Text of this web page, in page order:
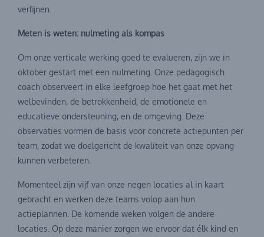
verfijnen.
Meten is weten: nulmeting als kompas
Om onze verticale werking goed te evalueren, zijn we in
oktober gestart met een nulmeting. Onze pedagogisch
coach observeert in elke leefgroep hoe het gaat met het
welbevinden, de betrokkenheid, de emotionele en
educatieve ondersteuning, en de omgeving. Deze
observaties vormen de basis voor concrete actiepunten per
team, zodat we doelgericht de kwaliteit van onze opvang
kunnen verbeteren.
Momenteel zijn vijf van onze negen locaties al in kaart
gebracht en werken deze teams volop aan hun
actieplannen. De komende weken volgen de andere
locaties. Op deze manier zorgen we ervoor dat élk kind en